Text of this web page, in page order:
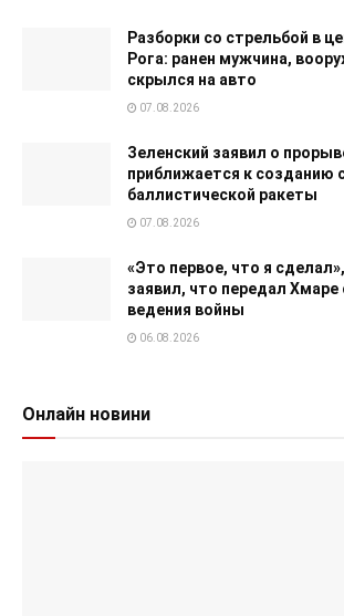
Разборки со стрельбой в
Рога: ранен мужчина,
скрылся на авто
07.08.2026
Зеленский заявил о
приближается к созданию
баллистической ракеты
07.08.2026
«Это первое, что я
заявил, что передал Хмаре
ведения войны
06.08.2026
Онлайн новини